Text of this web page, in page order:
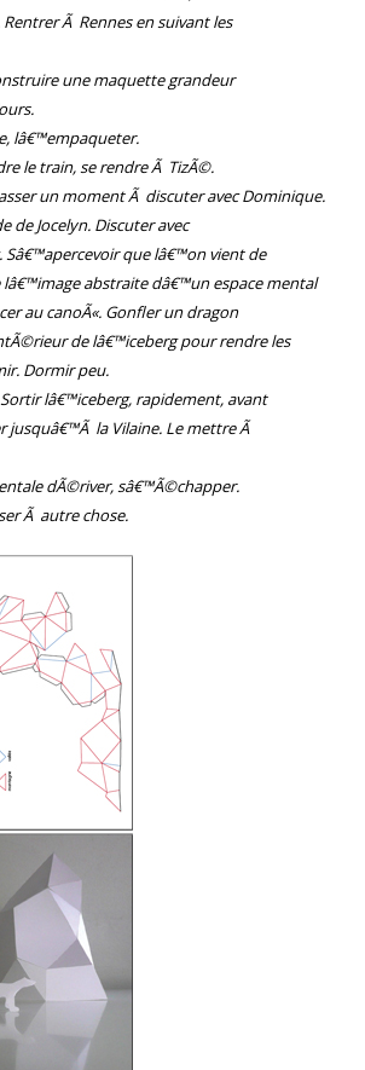
Ã Rennes en suivant les
une maquette grandeur
lâ€™empaqueter.
le train, se rendre Ã TizÃ©.
un moment Ã discuter avec Dominique.
de Jocelyn. Discuter avec
Sâ€™apercevoir que lâ€™on vient de
abstraite dâ€™un espace mental
au canoÃ«. Gonfler un dragon
de lâ€™iceberg pour rendre les
Dormir peu.
Sortir lâ€™iceberg, rapidement, avant
jusquâ€™Ã la Vilaine. Le mettre Ã
dÃ©river, sâ€™Ã©chapper.
Ã autre chose.